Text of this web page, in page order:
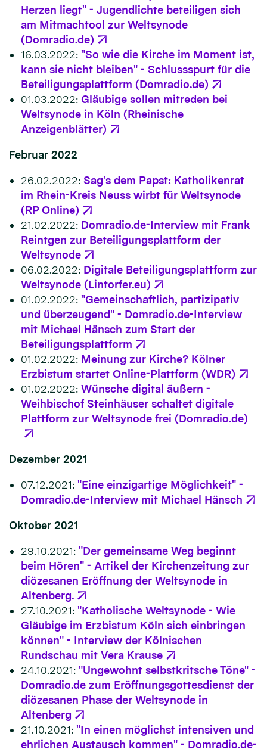
Herzen liegt" - Jugendlichte beteiligen sich
am Mitmachtool zur Weltsynode
(Domradio.de)
16.03.2022: "So wie die Kirche im Moment ist,
kann sie nicht bleiben" - Schlussspurt für die
Beteiligungsplattform (Domradio.de)
01.03.2022: Gläubige sollen mitreden bei
Weltsynode in Köln (Rheinische
Anzeigenblätter)
Februar 2022
26.02.2022: Sag's dem Papst: Katholikenrat
im Rhein-Kreis Neuss wirbt für Weltsynode
(RP Online)
21.02.2022: Domradio.de-Interview mit Frank
Reintgen zur Beteiligungsplattform der
Weltsynode
06.02.2022: Digitale Beteiligungsplattform zur
Weltsynode (Lintorfer.eu)
01.02.2022: "Gemeinschaftlich, partizipativ
und überzeugend" - Domradio.de-Interview
mit Michael Hänsch zum Start der
Beteiligungsplattform
01.02.2022: Meinung zur Kirche? Kölner
Erzbistum startet Online-Plattform (WDR)
01.02.2022: Wünsche digital äußern -
Weihbischof Steinhäuser schaltet digitale
Plattform zur Weltsynode frei (Domradio.de)
Dezember 2021
07.12.2021: "Eine einzigartige Möglichkeit" -
Domradio.de-Interview mit Michael Hänsch
Oktober 2021
29.10.2021: "Der gemeinsame Weg beginnt
beim Hören" - Artikel der Kirchenzeitung zur
diözesanen Eröffnung der Weltsynode in
Altenberg.
27.10.2021: "Katholische Weltsynode - Wie
Gläubige im Erzbistum Köln sich einbringen
können" - Interview der Kölnischen
Rundschau mit Vera Krause
24.10.2021: "Ungewohnt selbstkritsche Töne" -
Domradio.de zum Eröffnungsgottesdienst der
diözesanen Phase der Weltsynode in
Altenberg
21.10.2021: "In einen möglichst intensiven und
ehrlichen Austausch kommen" - Domradio.de-